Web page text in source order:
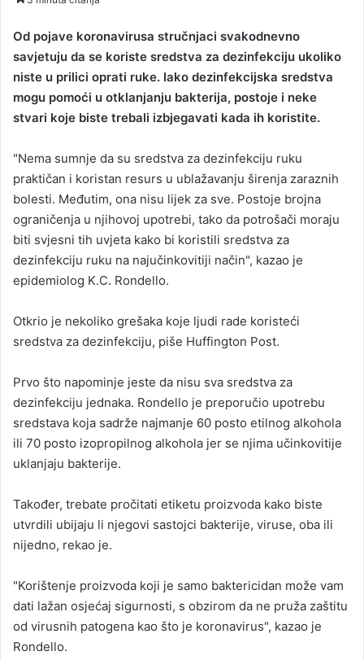
d
a
n
Od pojave koronavirusa stručnjaci svakodnevno
savjetuju da se koriste sredstva za dezinfekciju ukoliko
niste u prilici oprati ruke. Iako dezinfekcijska sredstva
mogu pomoći u otklanjanju bakterija, postoje i neke
stvari koje biste trebali izbjegavati kada ih koristite.
"Nema sumnje da su sredstva za dezinfekciju ruku
praktičan i koristan resurs u ublažavanju širenja zaraznih
bolesti. Međutim, ona nisu lijek za sve. Postoje brojna
ograničenja u njihovoj upotrebi, tako da potrošači moraju
biti svjesni tih uvjeta kako bi koristili sredstva za
dezinfekciju ruku na najučinkovitiji način", kazao je
epidemiolog K.C. Rondello.
Otkrio je nekoliko grešaka koje ljudi rade koristeći
sredstva za dezinfekciju, piše Huffington Post.
Prvo što napominje jeste da nisu sva sredstva za
dezinfekciju jednaka. Rondello je preporučio upotrebu
sredstava koja sadrže najmanje 60 posto etilnog alkohola
ili 70 posto izopropilnog alkohola jer se njima učinkovitije
uklanjaju bakterije.
Također, trebate pročitati etiketu proizvoda kako biste
utvrdili ubijaju li njegovi sastojci bakterije, viruse, oba ili
nijedno, rekao je.
"Korištenje proizvoda koji je samo baktericidan može vam
dati lažan osjećaj sigurnosti, s obzirom da ne pruža zaštitu
od virusnih patogena kao što je koronavirus", kazao je
Rondello.